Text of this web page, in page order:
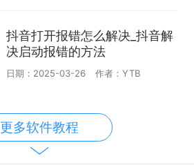
抖音打开报错怎么解决_抖音解
决启动报错的方法
日期：2025-03-26 作者：YTB
更多软件教程